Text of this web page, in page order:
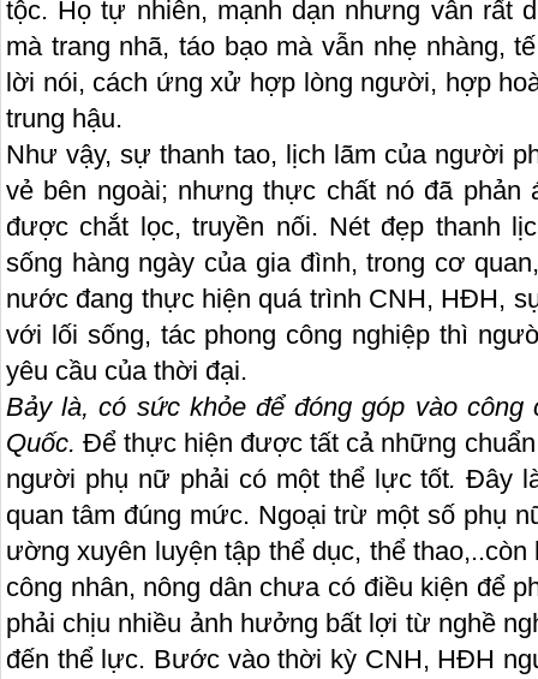
tộc. Họ tự nhiên, mạnh dạn nhưng vẫn rất
mà trang nhã, táo bạo mà vẫn nhẹ nhàng,
lời nói, cách ứng xử hợp lòng người, hợp
trung hậu.
Như vậy, sự thanh tao, lịch lãm của người
vẻ bên ngoài; nhưng thực chất nó đã phản
được chắt lọc, truyền nối. Nét đẹp thanh
sống hàng ngày của gia đình, trong cơ
nước đang thực hiện quá trình CNH, HĐH,
với lối sống, tác phong công nghiệp thì
yêu cầu của thời đại.
Bảy là, có sức khỏe để đóng góp vào
Quốc.Để thực hiện đ­ược tất cả những
người phụ nữ phải có một thể lực tốt. Đây
quan tâm đúng mức. Ngoại trừ một số phụ
ường xuyên luyện tập thể dục, thể
công nhân, nông dân ch­ưa có điều kiện để
phải chịu nhiều ảnh h­ưởng bất lợi từ nghề
đến thể lực. B­ước vào thời kỳ CNH, HĐH